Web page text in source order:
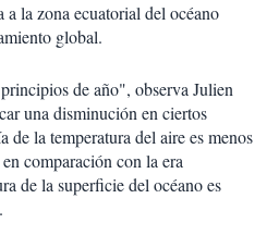
a la zona ecuatorial del océano
global.
de año", observa Julien
una disminución en ciertos
de la temperatura del aire es menos
comparación con la era
de la superficie del océano es